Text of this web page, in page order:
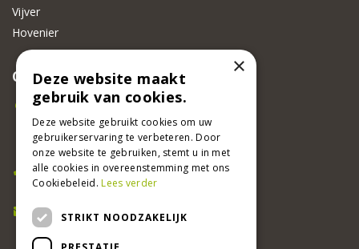
Vijver
Hovenier
CONTACT
Beeker Tuincentrum
Adsteeg 31
6191 PW Beek
Bel ons
046 437 2881
E-mail
info@beekertuincentrum.nl
×
Deze website maakt
gebruik van cookies.
Deze website gebruikt cookies om uw
gebruikerservaring te verbeteren. Door
onze website te gebruiken, stemt u in met
alle cookies in overeenstemming met ons
Cookiebeleid.Lees verder
STRIKT NOODZAKELIJK